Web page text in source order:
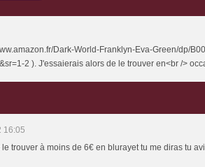
Dark-World-Franklyn-Eva-Green/dp/
2 ). J'essaierais alors de le trouver en<br />
16:05
trouver à moins de 6€ en blurayet tu me diras tu